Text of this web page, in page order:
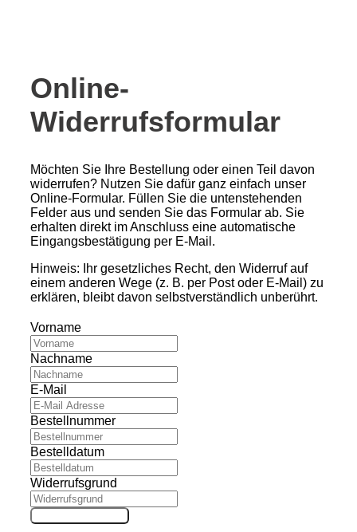
Online-
Widerrufsformular
Möchten Sie Ihre Bestellung oder einen Teil davon
widerrufen? Nutzen Sie dafür ganz einfach unser
Online-Formular. Füllen Sie die untenstehenden
Felder aus und senden Sie das Formular ab. Sie
erhalten direkt im Anschluss eine automatische
Eingangsbestätigung per E-Mail.
Hinweis: Ihr gesetzliches Recht, den Widerruf auf
einem anderen Wege (z. B. per Post oder E-Mail) zu
erklären, bleibt davon selbstverständlich unberührt.
Vorname
Nachname
E-Mail
Bestellnummer
Bestelldatum
Widerrufsgrund